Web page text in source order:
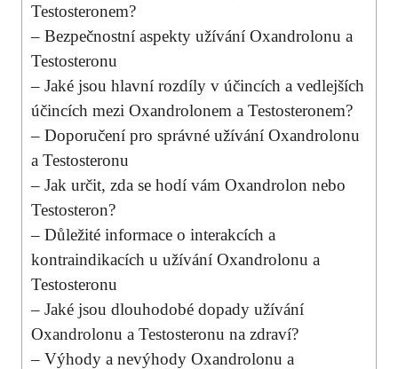
Testosteronem?
– Bezpečnostní aspekty užívání Oxandrolonu a
Testosteronu
– Jaké jsou hlavní rozdíly v účincích a vedlejších
účincích mezi Oxandrolonem a Testosteronem?
– Doporučení pro správné užívání Oxandrolonu
a Testosteronu
– Jak určit, zda se hodí vám Oxandrolon nebo
Testosteron?
– Důležité informace o interakcích a
kontraindikacích u užívání Oxandrolonu a
Testosteronu
– Jaké jsou dlouhodobé dopady užívání
Oxandrolonu a Testosteronu na zdraví?
– Výhody a nevýhody Oxandrolonu a